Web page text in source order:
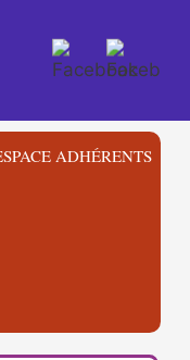
ADHÉRENTS